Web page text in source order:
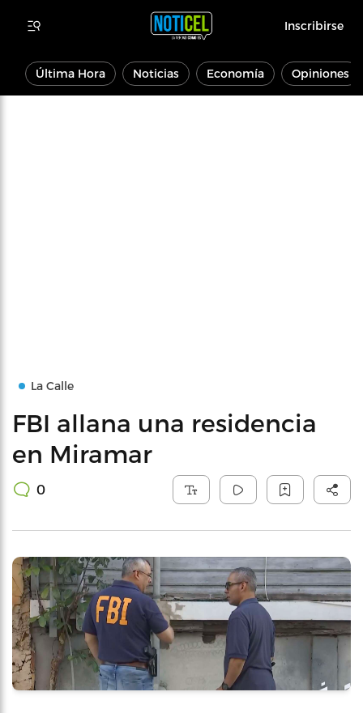
Inscribirse
Última Hora Noticias Economía Opiniones
La Calle
FBI allana una residencia
en Miramar
0